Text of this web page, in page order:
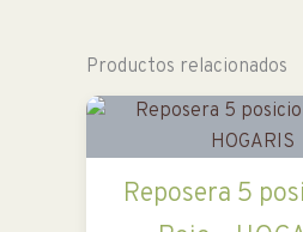
Productos relacionados
Reposera 5